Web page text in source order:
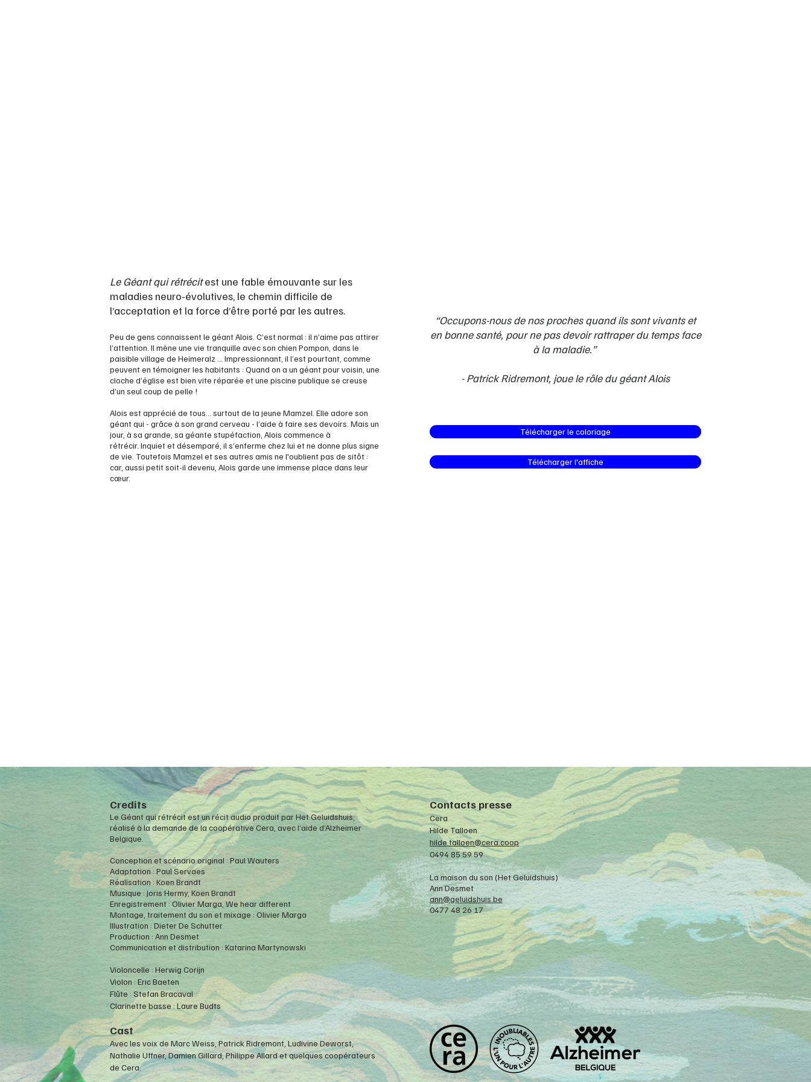
Le Géant qui rétrécitest une fable émouvante sur les
maladies neuro-évolutives, le chemin difficile de
l’acceptation et la force d’être porté par les autres.
Peu de gens connaissent le géant Alois. C’est normal : il n’aime pas attirer
l’attention. Il mène une vie tranquille avec son chien Pompon, dans le
paisible village de Heimeralz ...
Impressionnant, il l’est pourtant, comme
peuvent en témoigner les habitants : Quand on a un géant pour voisin, une
cloche d’église est bien vite réparée et une piscine publique se creuse
d’un seul coup de pelle !
Alois est apprécié de tous… surtout de la jeune Mamzel. Elle adore son
géant qui - grâce à son grand cerveau - l’aide à faire ses devoirs. Mais un
jour, à sa grande, sa géante stupéfaction, Alois commence à
rétrécir. Inquiet et désemparé, il s’enferme chez lui et ne donne plus signe
de vie. Toutefois Mamzel et ses autres amis ne l'oublient pas de sitôt :
car, aussi petit soit-il devenu, Alois garde une immense place dans leur
cœur.
“Occupons-nous de nos proches quand ils sont vivants et
en bonne santé, pour ne pas devoir rattraper du temps face
à la maladie.”
- Patrick Ridremont, joue le rôle du géant Alois
Télécharger le coloriage
Télécharger l'affiche
Credits
Le Géant qui rétrécit est un récit audio produit par Het Geluidshuis,
réalisé à la demande de la coopérative Cera, avec l’aide d’Alzheimer
Belgique.
Conception et scénario original : Paul Wauters
Adaptation : Paul Servaes
Réalisation : Koen Brandt
Musique : Joris Hermy, Koen Brandt
Enregistrement : Olivier Marga, We hear different
Montage, traitement du son et mixage : Olivier Marga
Illustration : Dieter De Schutter
Production : Ann Desmet
Communication et distribution : Katarina Martynowski
Violoncelle : Herwig Corijn
Violon : Eric Baeten
Flûte : Stefan Bracaval
Clarinette basse : Laure Budts
Cast
Avec les voix de Marc Weiss, Patrick Ridremont, Ludivine Deworst,
Nathalie Uffner, Damien Gillard, Philippe Allard et quelques coopérateurs
de Cera.
Contacts presse
Cera
Hilde Talloen
hilde.talloen@cera.coop
0494 85 59 59
La maison du son (Het Geluidshuis)
Ann Desmet
ann@geluidshuis.be
0477 48 26 17​​